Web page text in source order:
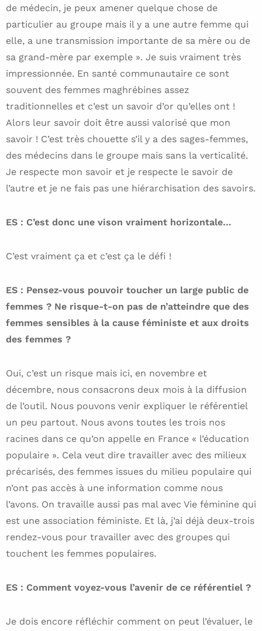
de médecin, je peux amener quelque chose de
particulier au groupe mais il y a une autre femme qui
elle, a une transmission importante de sa mère ou de
sa grand-mère par exemple ». Je suis vraiment très
impressionnée. En santé communautaire ce sont
souvent des femmes maghrébines assez
traditionnelles et c’est un savoir d’or qu’elles ont !
Alors leur savoir doit être aussi valorisé que mon
savoir ! C’est très chouette s’il y a des sages-femmes,
des médecins dans le groupe mais sans la verticalité.
Je respecte mon savoir et je respecte le savoir de
l’autre et je ne fais pas une hiérarchisation des savoirs.
ES : C’est donc une vison vraiment horizontale…
C’est vraiment ça et c’est ça le défi !
ES : Pensez-vous pouvoir toucher un large public de
femmes ? Ne risque-t-on pas de n’atteindre que des
femmes sensibles à la cause féministe et aux droits
des femmes ?
Oui, c’est un risque mais ici, en novembre et
décembre, nous consacrons deux mois à la diffusion
de l’outil. Nous pouvons venir expliquer le référentiel
un peu partout. Nous avons toutes les trois nos
racines dans ce qu’on appelle en France « l’éducation
populaire ». Cela veut dire travailler avec des milieux
précarisés, des femmes issues du milieu populaire qui
n’ont pas accès à une information comme nous
l’avons. On travaille aussi pas mal avec Vie féminine qui
est une association féministe. Et là, j’ai déjà deux-trois
rendez-vous pour travailler avec des groupes qui
touchent les femmes populaires.
ES : Comment voyez-vous l’avenir de ce référentiel ?
Je dois encore réfléchir comment on peut l’évaluer, le